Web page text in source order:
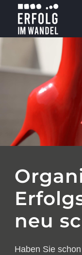
Inhalt
springen
neu
Haben Sie